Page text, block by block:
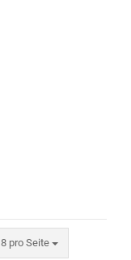
8 pro Seite
pro Seite